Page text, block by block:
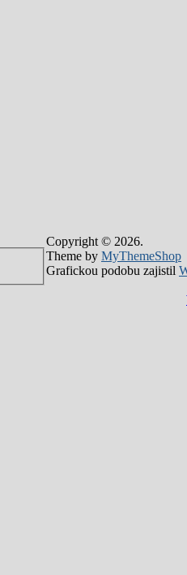
Copyright © 2026.
Theme by MyThemeShop
Grafickou podobu zajistil